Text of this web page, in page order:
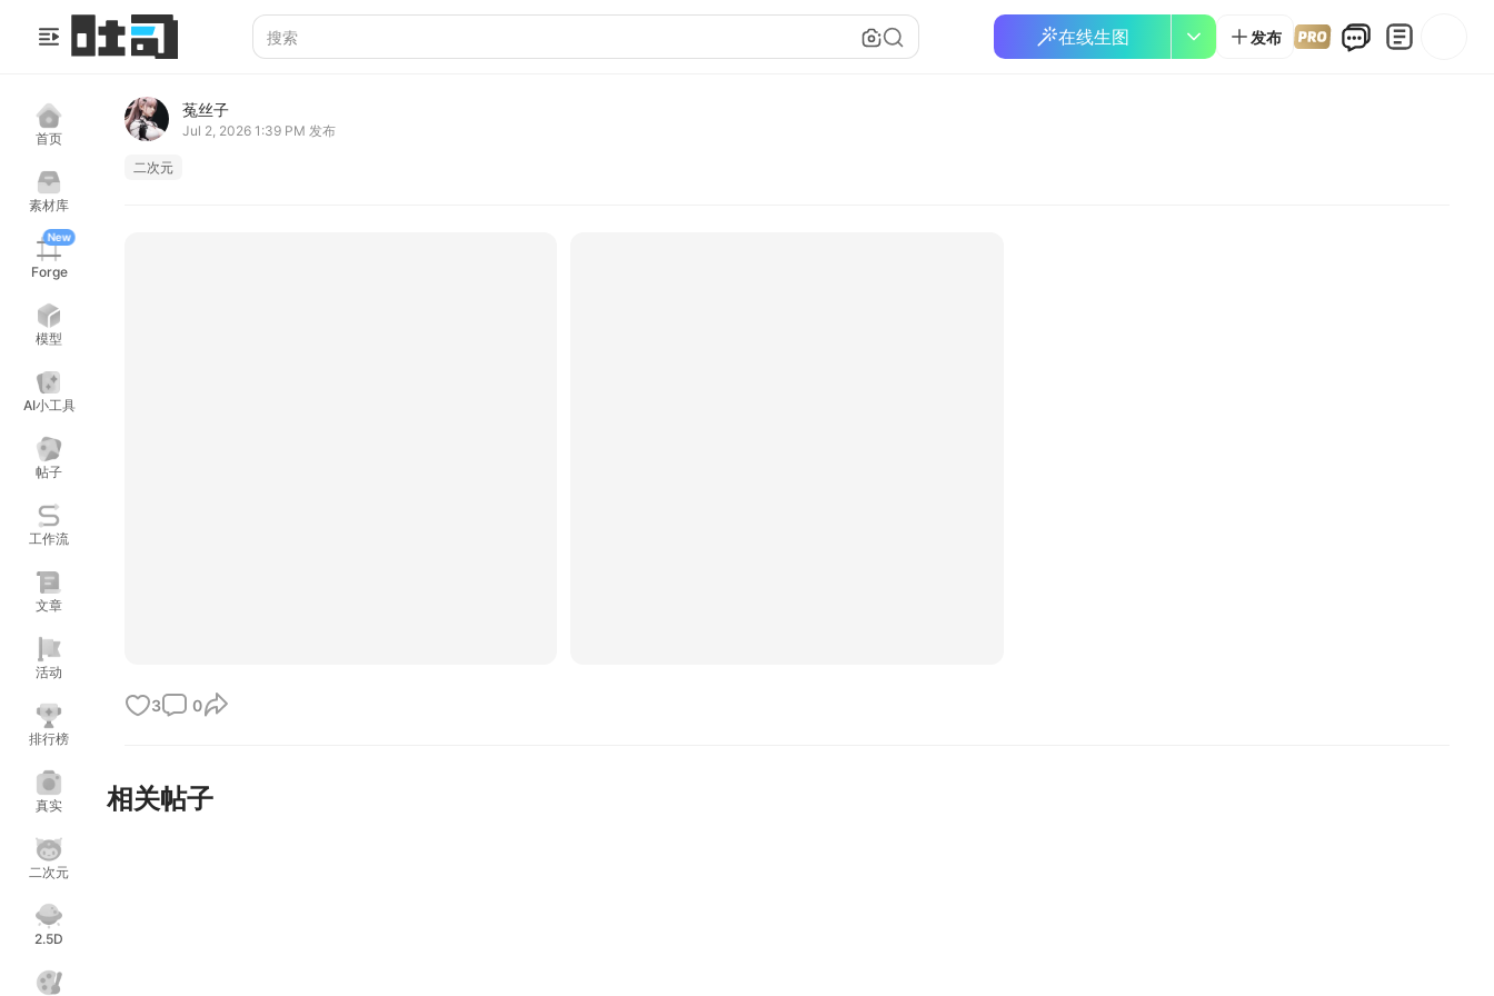
在线生图 发布
首页
素材库
New
Forge
模型
AI小工具
帖子
工作流
文章
活动
排行榜
真实
二次元
2.5D
菟丝子
Jul 2, 2026 1:39 PM 发布
二次元
3 0
相关帖子